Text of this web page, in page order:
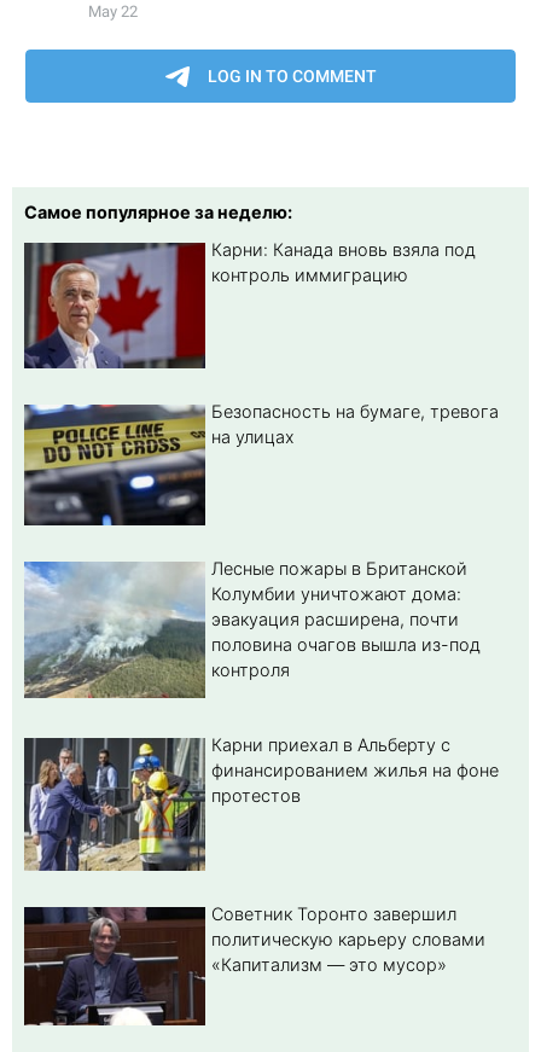
Самое популярное за неделю:
Карни: Канада вновь взяла под
контроль иммиграцию
Безопасность на бумаге, тревога
на улицах
Лесные пожары в Британской
Колумбии уничтожают дома:
эвакуация расширена, почти
половина очагов вышла из-под
контроля
Карни приехал в Альберту с
финансированием жилья на фоне
протестов
Советник Торонто завершил
политическую карьеру словами
«Капитализм — это мусор»